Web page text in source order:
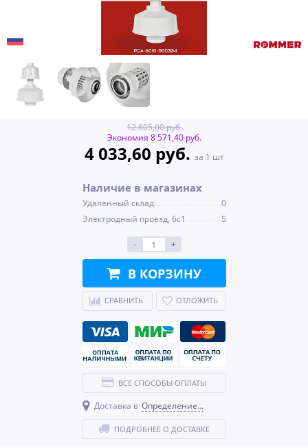
12 605,00 руб.
Экономия 8 571,40 руб.
4 033,60 руб. за 1 шт
Наличие в магазинах
Удаленный склад
0
Электродный проезд, 6с1
5
- +
В КОРЗИНУ
СРАВНИТЬ ОТЛОЖИТЬ
ВСЕ СПОСОБЫ ОПЛАТЫ
Доставка в Определение...
ПОДРОБНЕЕ О ДОСТАВКЕ